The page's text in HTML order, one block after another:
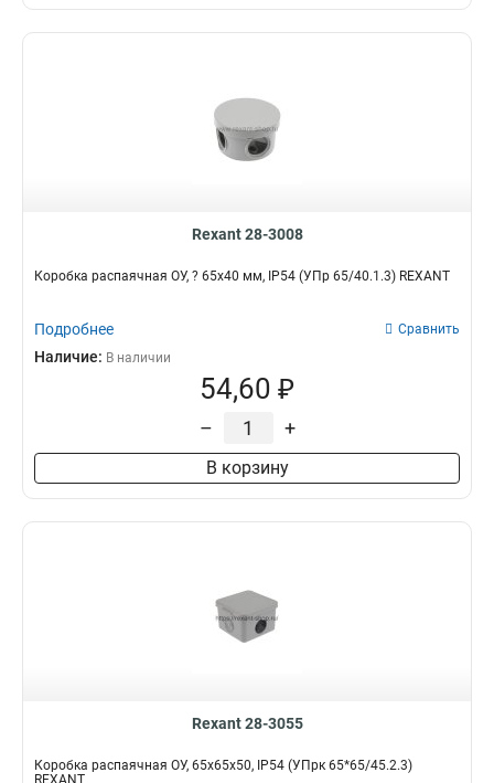
Rexant 28-3008
Коробка распаячная ОУ, ? 65х40 мм, IP54 (УПр 65/40.1.3) REXANT
Подробнее Сравнить
Наличие: В наличии
54,60 ₽
– +
В корзину
Rexant 28-3055
Коробка распаячная ОУ, 65x65x50, IP54 (УПрк 65*65/45.2.3)
REXANT